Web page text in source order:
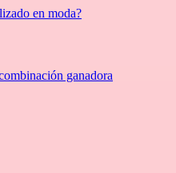
en moda?
ganadora